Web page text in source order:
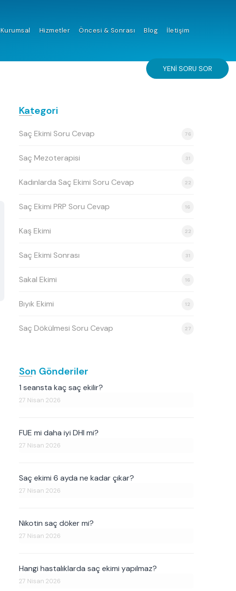
Kurumsal Hizmetler Öncesi & Sonrası Blog İletişim
Kategori
Saç Ekimi Soru Cevap 76
Saç Mezoterapisi 31
Kadınlarda Saç Ekimi Soru Cevap 22
Saç Ekimi PRP Soru Cevap 16
Kaş Ekimi 22
Saç Ekimi Sonrası 31
Sakal Ekimi 16
Bıyık Ekimi 12
Saç Dökülmesi Soru Cevap 27
Son Gönderiler
1 seansta kaç saç ekilir?
27 Nisan 2026
FUE mi daha iyi DHI mi?
27 Nisan 2026
Saç ekimi 6 ayda ne kadar çıkar?
27 Nisan 2026
Nikotin saç döker mi?
27 Nisan 2026
Hangi hastalıklarda saç ekimi yapılmaz?
27 Nisan 2026
YENI SORU SOR